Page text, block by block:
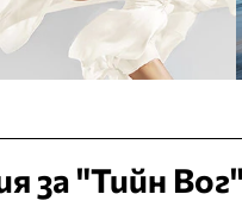
за "Тийн Вог"